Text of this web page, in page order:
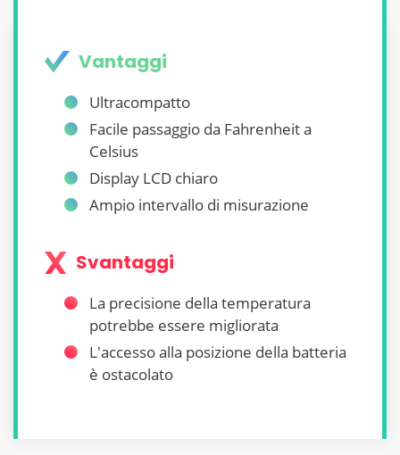
Vantaggi
Ultracompatto
Facile passaggio da Fahrenheit a
Celsius
Display LCD chiaro
Ampio intervallo di misurazione
Svantaggi
La precisione della temperatura
potrebbe essere migliorata
L'accesso alla posizione della batteria
è ostacolato